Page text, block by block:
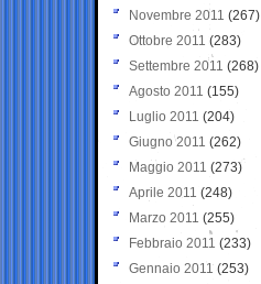
Novembre 2011 (267)
Ottobre 2011 (283)
Settembre 2011 (268)
Agosto 2011 (155)
Luglio 2011 (204)
Giugno 2011 (262)
Maggio 2011 (273)
Aprile 2011 (248)
Marzo 2011 (255)
Febbraio 2011 (233)
Gennaio 2011 (253)